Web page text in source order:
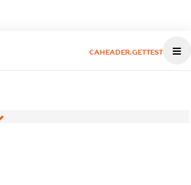
CAHEADER.GETTEST